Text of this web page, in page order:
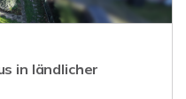
in ländlicher